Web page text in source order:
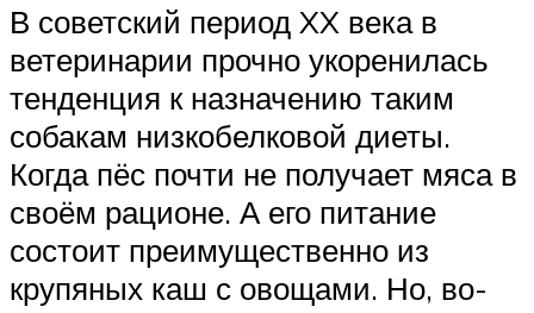
В советский период XX века в
ветеринарии прочно укоренилась
тенденция к назначению таким
собакам низкобелковой диеты.
Когда пёс почти не получает мяса в
своём рационе. А его питание
состоит преимущественно из
крупяных каш с овощами. Но, во-